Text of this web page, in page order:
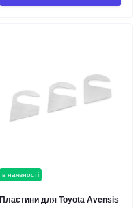
в наявності
Пластини для Toyota Avensis